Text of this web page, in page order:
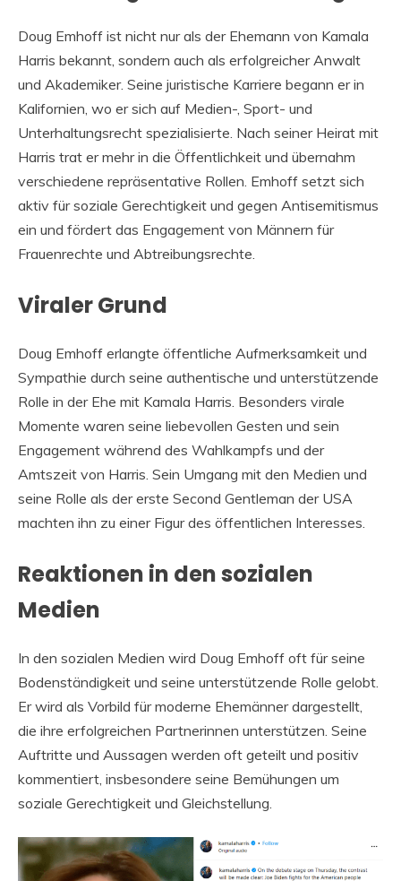
Doug Emhoff ist nicht nur als der Ehemann von Kamala
Harris bekannt, sondern auch als erfolgreicher Anwalt
und Akademiker. Seine juristische Karriere begann er in
Kalifornien, wo er sich auf Medien-, Sport- und
Unterhaltungsrecht spezialisierte. Nach seiner Heirat mit
Harris trat er mehr in die Öffentlichkeit und übernahm
verschiedene repräsentative Rollen. Emhoff setzt sich
aktiv für soziale Gerechtigkeit und gegen Antisemitismus
ein und fördert das Engagement von Männern für
Frauenrechte und Abtreibungsrechte.
Viraler Grund
Doug Emhoff erlangte öffentliche Aufmerksamkeit und
Sympathie durch seine authentische und unterstützende
Rolle in der Ehe mit Kamala Harris. Besonders virale
Momente waren seine liebevollen Gesten und sein
Engagement während des Wahlkampfs und der
Amtszeit von Harris. Sein Umgang mit den Medien und
seine Rolle als der erste Second Gentleman der USA
machten ihn zu einer Figur des öffentlichen Interesses.
Reaktionen in den sozialen
Medien
In den sozialen Medien wird Doug Emhoff oft für seine
Bodenständigkeit und seine unterstützende Rolle gelobt.
Er wird als Vorbild für moderne Ehemänner dargestellt,
die ihre erfolgreichen Partnerinnen unterstützen. Seine
Auftritte und Aussagen werden oft geteilt und positiv
kommentiert, insbesondere seine Bemühungen um
soziale Gerechtigkeit und Gleichstellung.